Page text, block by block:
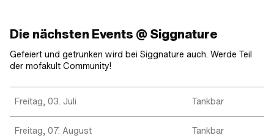
Die nächsten Events @ Siggnature
Gefeiert und getrunken wird bei Siggnature auch. Werde Teil
der mofakult Community!
Freitag, 03. Juli Tankbar
Freitag, 07. August Tankbar